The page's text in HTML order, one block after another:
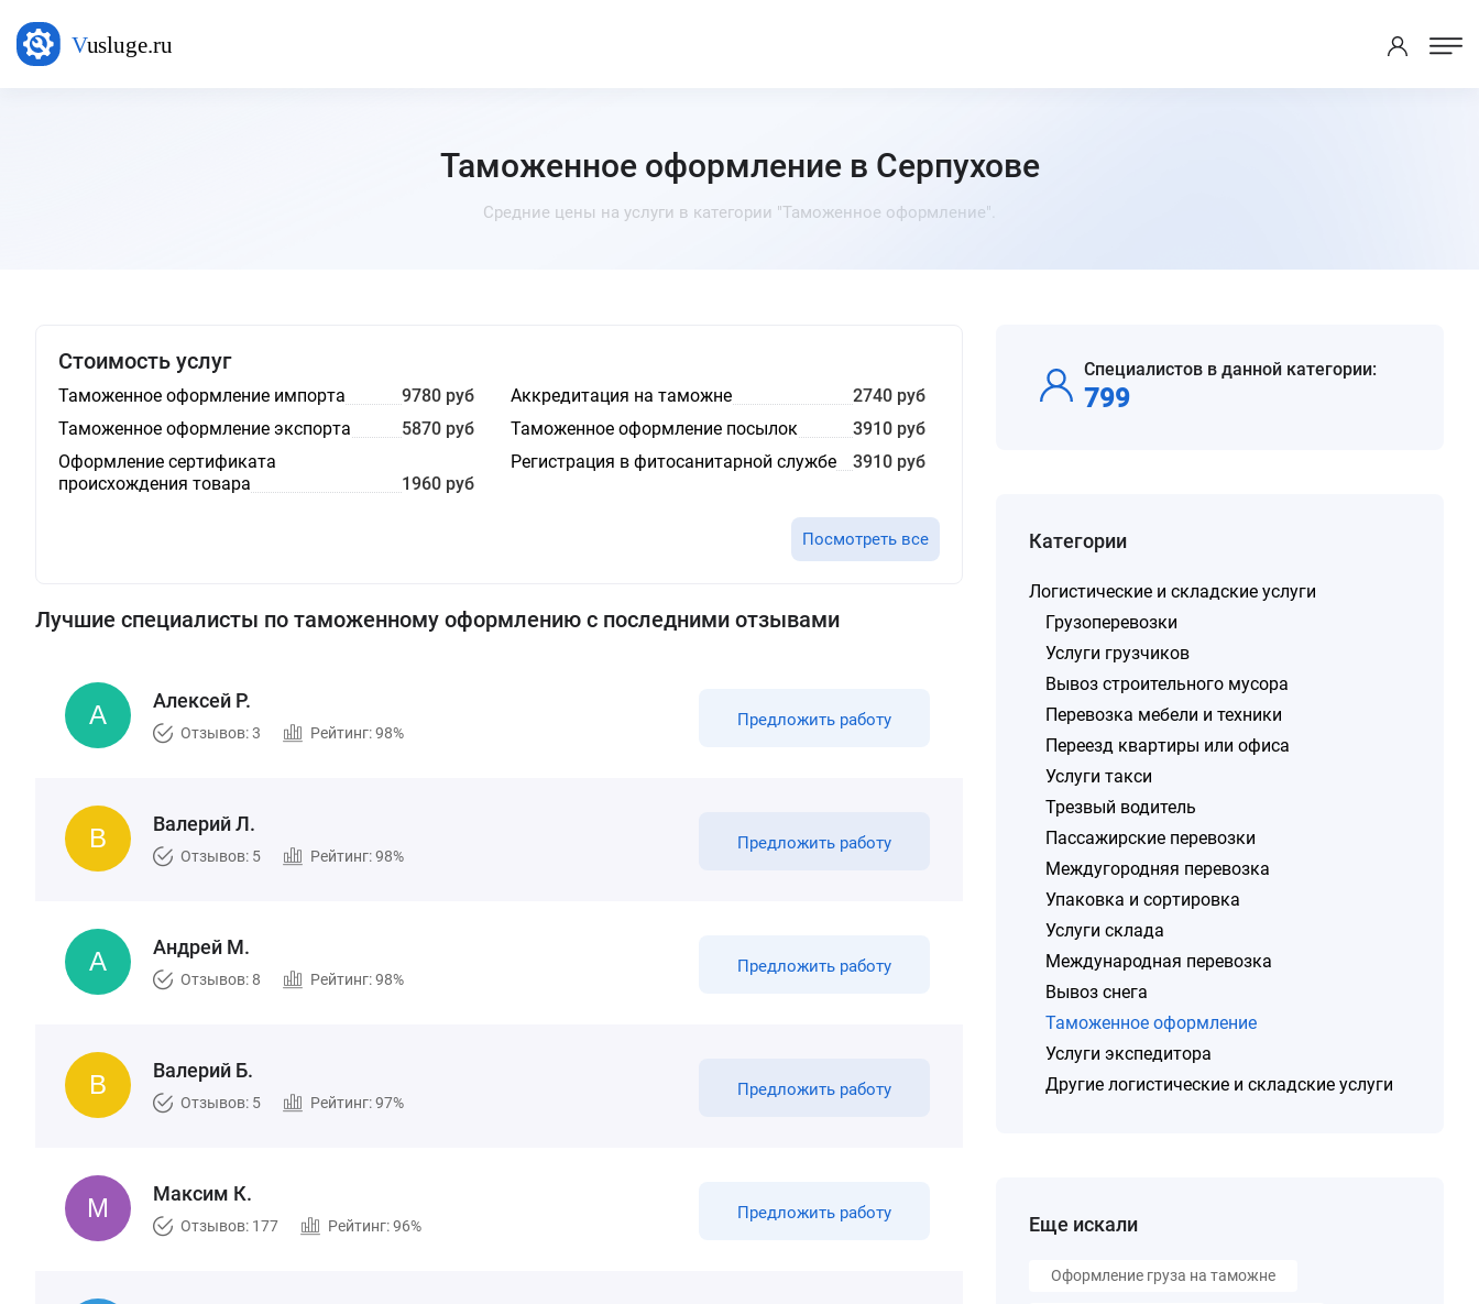
Таможенное оформление в Серпухове
Средние цены на услуги в категории "Таможенное оформление".
Стоимость услуг
Таможенное оформление импорта 9780 руб Аккредитация на таможне
2740 руб
Таможенное оформление экспорта
5870 руб Таможенное оформление посылок
3910 руб
Оформление сертификата
происхождения товара
1960 руб
Регистрация в фитосанитарной службе 3910 руб
Посмотреть все
Лучшие специалисты по таможенному оформлению с последними отзывами
Алексей Р.
Отзывов: 3 Рейтинг: 98%
Предложить работу
Валерий Л.
Отзывов: 5 Рейтинг: 98%
Предложить работу
Андрей М.
Отзывов: 8 Рейтинг: 98%
Предложить работу
Валерий Б.
Отзывов: 5 Рейтинг: 97%
Предложить работу
Максим К.
Отзывов: 177 Рейтинг: 96%
Предложить работу
Специалистов в данной категории:
799
Категории
Логистические и складские услуги
Грузоперевозки
Услуги грузчиков
Вывоз строительного мусора
Перевозка мебели и техники
Переезд квартиры или офиса
Услуги такси
Трезвый водитель
Пассажирские перевозки
Междугородняя перевозка
Упаковка и сортировка
Услуги склада
Международная перевозка
Вывоз снега
Таможенное оформление
Услуги экспедитора
Другие логистические и складские услуги
Еще искали
Оформление груза на таможне